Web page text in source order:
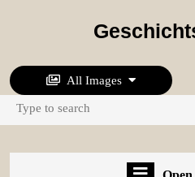
All Images
Search